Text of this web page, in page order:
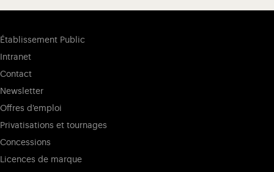
Établissement Public
Intranet
Contact
Newsletter
Offres d'emploi
Privatisations et tournages
Concessions
Licences de marque